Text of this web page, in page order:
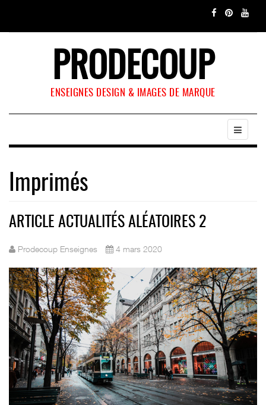
PRODECOUP
ENSEIGNES DESIGN & IMAGES DE MARQUE
Imprimés
ARTICLE ACTUALITÉS ALÉATOIRES 2
Prodecoup Enseignes 4 mars 2020